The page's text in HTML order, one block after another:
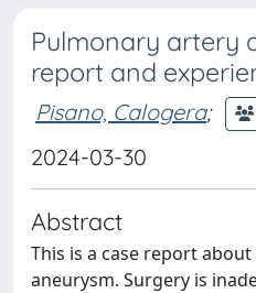
Pulmonary artery
report and
Pisano, Calogera;
2024-03-30
Abstract
This is a case report
aneurysm. Surgery is